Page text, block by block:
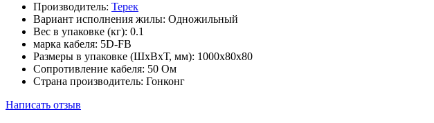
Производитель: Терек
Вариант исполнения жилы: Одножильный
Вес в упаковке (кг): 0.1
марка кабеля: 5D-FB
Размеры в упаковке (ШxВxТ, мм): 1000x80x80
Сопротивление кабеля: 50 Ом
Страна производитель: Гонконг
Написать отзыв